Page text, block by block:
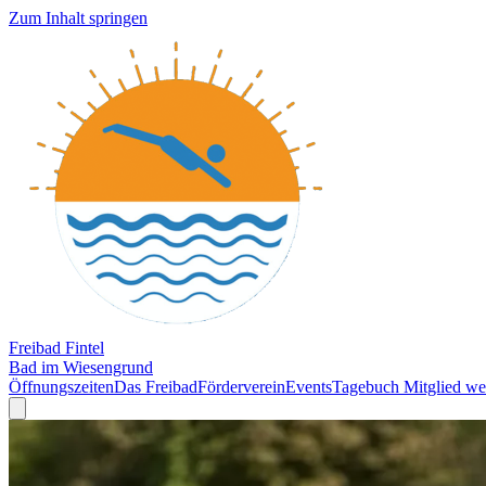
Zum Inhalt springen
Freibad Fintel
Bad im Wiesengrund
ÖffnungszeitenDas FreibadFördervereinEventsTagebuch Mitglied